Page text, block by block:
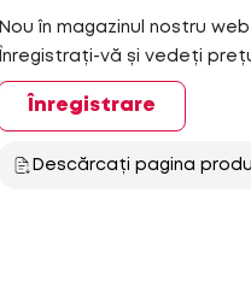
Nou în magazinul nostru
Înregistrați-vă și vedeți
Înregistrare
Descărcați pagina